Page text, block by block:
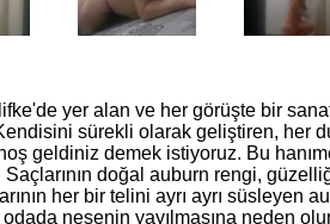
yer alan ve her görüşte bir
sürekli olarak geliştiren, her
geldiniz demek istiyoruz. Bu
Saçlarının doğal auburn rengi,
her bir telini ayrı ayrı süsleyen
neşenin yayılmasına neden